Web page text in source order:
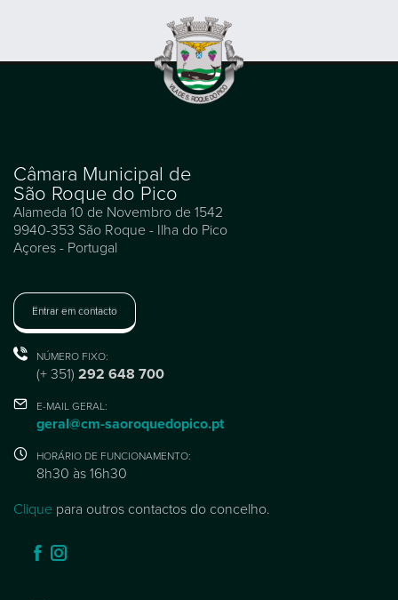
Câmara Municipal de
São Roque do Pico
Alameda 10 de Novembro de 1542
9940-353 São Roque - Ilha do Pico
Açores - Portugal
Entrar em contacto
NÚMERO FIXO:
(+ 351) 292 648 700
E-MAIL GERAL:
geral@cm-saoroquedopico.pt
HORÁRIO DE FUNCIONAMENTO:
8h30 às 16h30
Clique para outros contactos do concelho.